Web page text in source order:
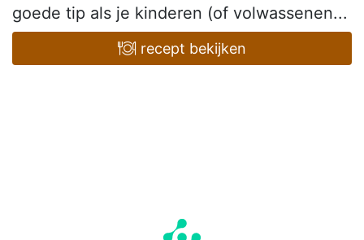
goede tip als je kinderen (of volwassenen...
recept bekijken